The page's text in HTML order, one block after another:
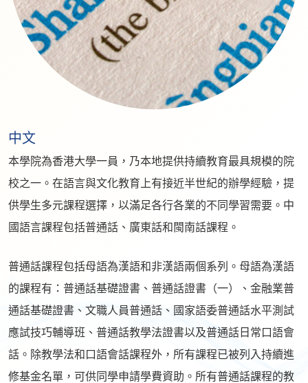
中文
本學院為香港大學一員，乃本地提供持續教育最具規模的院
校之一。在語言與文化教育上有接近半世紀的辦學經驗，提
供學生多元課程選擇，以滿足各行各業的不同學習需要。中
國語言課程包括普通話、廣東話和閩南話課程。
普通話課程包括母語為漢語和非漢語兩個系列。母語為漢語
的課程有：普通話基礎證書、普通話證書（一）、金融業普
通話基礎證書、文職人員普通話、國家語委普通話水平測試
應試技巧輔導班、普通話教學法證書以及普通話日常口語會
話。除教學法和口語會話課程外，所有課程已被列入持續進
修基金名單，可供同學申請學費資助。所有普通話課程的教